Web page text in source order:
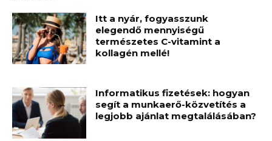
Itt a nyár, fogyasszunk
elegendő mennyiségű
természetes C-vitamint a
kollagén mellé!
Informatikus fizetések: hogyan
segít a munkaerő-közvetítés a
legjobb ajánlat megtalálásában?